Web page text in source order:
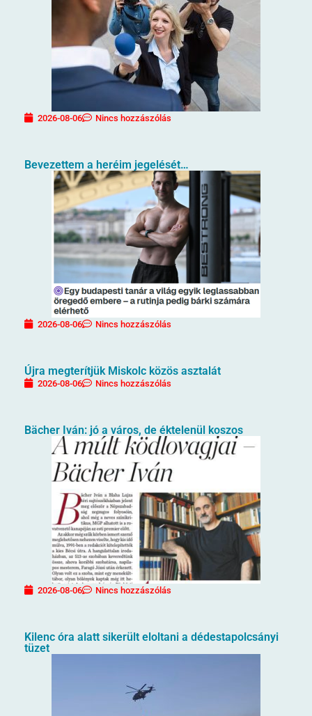
2026-08-06 Nincs hozzászólás
Bevezettem a heréim jegelését…
2026-08-06 Nincs hozzászólás
Újra megterítjük Miskolc közös asztalát
2026-08-06 Nincs hozzászólás
Bächer Iván: jó a város, de éktelenül koszos
2026-08-06 Nincs hozzászólás
Kilenc óra alatt sikerült eloltani a dédestapolcsányi
tüzet